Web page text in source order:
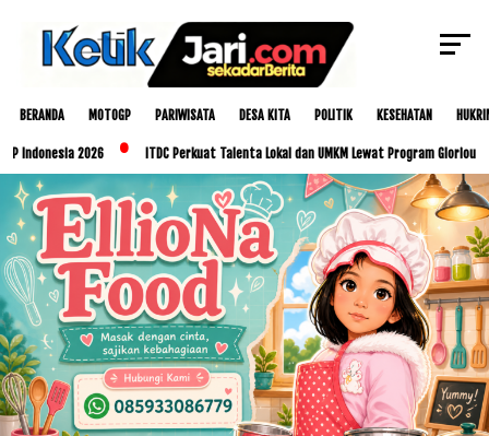
BERANDA MOTOGP PARIWISATA DESA KITA POLITIK KESEHATAN
2026 ITDC Perkuat Talenta Lokal dan UMKM Lewat Program Glorious Golo Mori